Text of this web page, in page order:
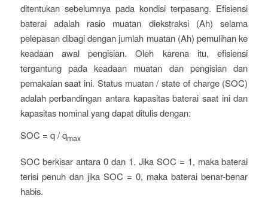
ditentukan sebelumnya pada kondisi terpasang. Efisiensi
baterai adalah rasio muatan diekstraksi (Ah) selama
pelepasan dibagi dengan jumlah muatan (Ah) pemulihan ke
keadaan awal pengisian. Oleh karena itu, efisiensi
tergantung pada keadaan muatan dan pengisian dan
pemakaian saat ini. Status muatan / state of charge (SOC)
adalah perbandingan antara kapasitas baterai saat ini dan
kapasitas nominal yang dapat ditulis dengan:
SOC = q / qmax
SOC berkisar antara 0 dan 1. Jika SOC = 1, maka baterai
terisi penuh dan jika SOC = 0, maka baterai benar-benar
habis.